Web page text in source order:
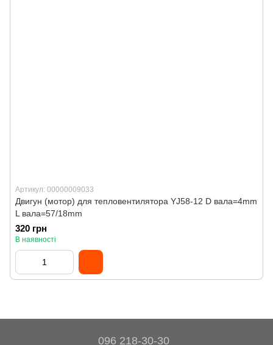
Артикул: 00000009033
Двигун (мотор) для тепловентилятора YJ58-12 D вала=4mm
L вала=57/18mm
320 грн
В наявності
096 218-30-30